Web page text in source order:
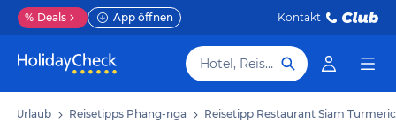
% Deals App öffnen Kontakt
Hotel, Reiseziel
Urlaub Reisetipps Phang-nga Reisetipp Restaurant Siam Turmeric